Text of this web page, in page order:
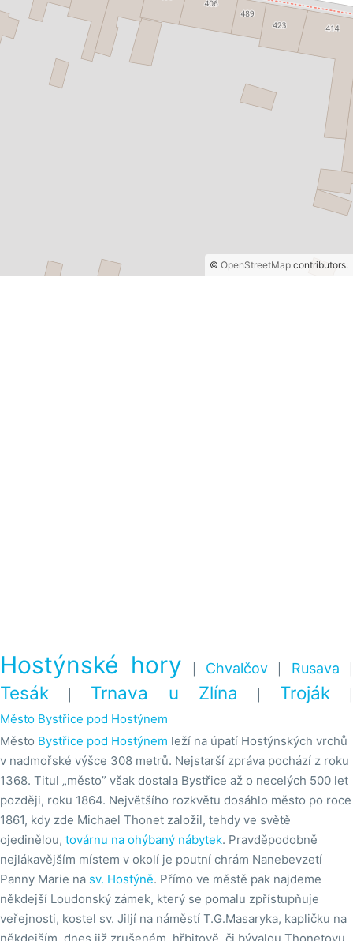
© OpenStreetMap contributors.
Hostýnské hory Chvalčov Rusava
Tesák Trnava u Zlína Troják
Město Bystřice pod Hostýnem
Město Bystřice pod Hostýnem leží na úpatí Hostýnských vrchů
v nadmořské výšce 308 metrů. Nejstarší zpráva pochází z roku
1368. Titul „město” však dostala Bystřice až o necelých 500 let
později, roku 1864. Největšího rozkvětu dosáhlo město po roce
1861, kdy zde Michael Thonet založil, tehdy ve světě
ojedinělou, továrnu na ohýbaný nábytek. Pravděpodobně
nejlákavějším místem v okolí je poutní chrám Nanebevzetí
Panny Marie na sv. Hostýně. Přímo ve městě pak najdeme
někdejší Loudonský zámek, který se pomalu zpřístupňuje
veřejnosti, kostel sv. Jiljí na náměstí T.G.Masaryka, kapličku na
někdejším, dnes již zrušeném, hřbitově, či bývalou Thonetovu